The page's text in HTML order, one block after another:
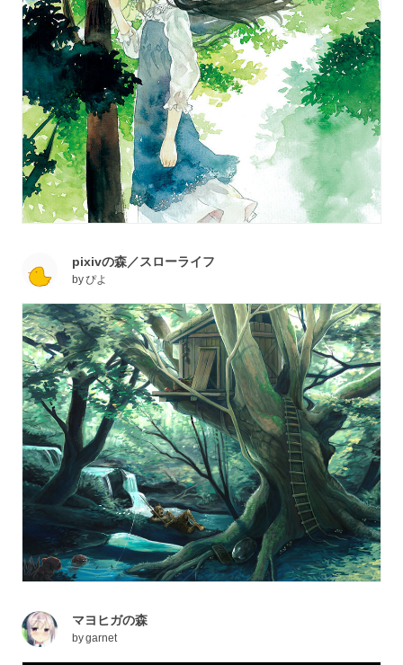
pixivの森／スローライフ
byぴよ
マヨヒガの森
bygarnet